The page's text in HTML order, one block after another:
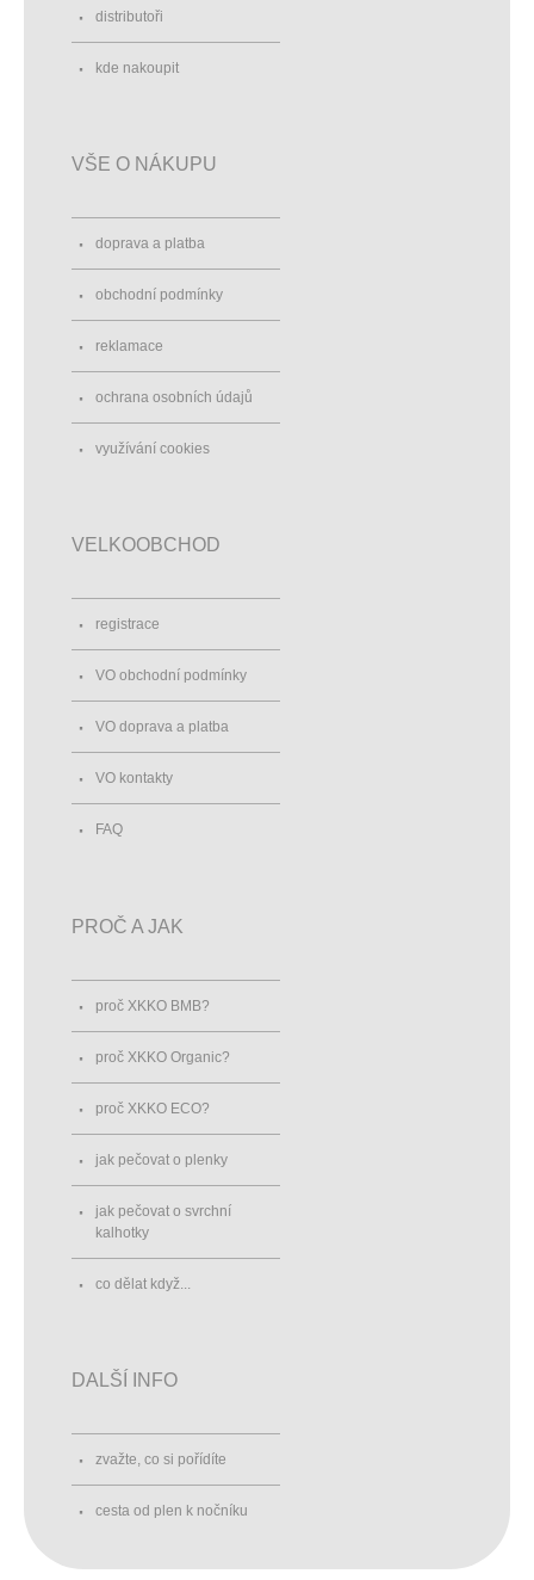
distributoři
kde nakoupit
VŠE O NÁKUPU
doprava a platba
obchodní podmínky
reklamace
ochrana osobních údajů
využívání cookies
VELKOOBCHOD
registrace
VO obchodní podmínky
VO doprava a platba
VO kontakty
FAQ
PROČ A JAK
proč XKKO BMB?
proč XKKO Organic?
proč XKKO ECO?
jak pečovat o plenky
jak pečovat o svrchní
kalhotky
co dělat když...
DALŠÍ INFO
zvažte, co si pořídíte
cesta od plen k nočníku